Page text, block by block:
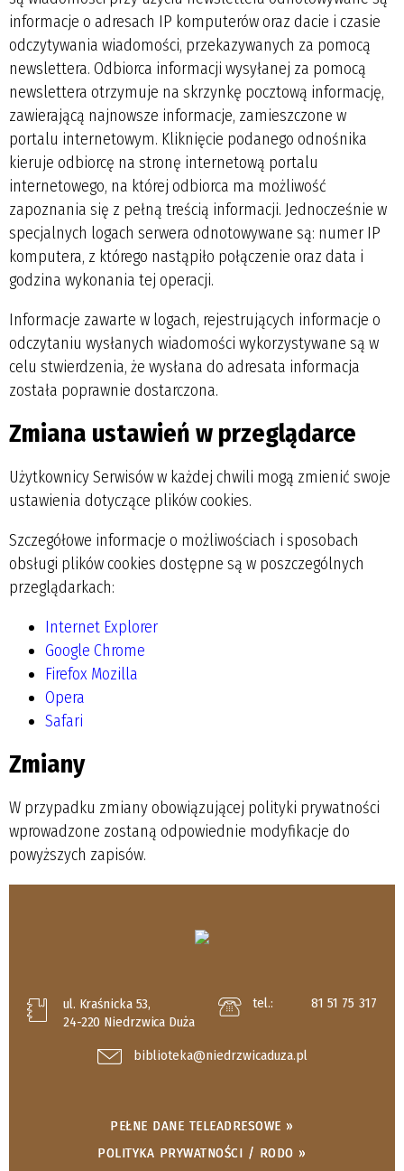
informacje o adresach IP komputerów oraz dacie i czasie
odczytywania wiadomości, przekazywanych za pomocą
newslettera. Odbiorca informacji wysyłanej za pomocą
newslettera otrzymuje na skrzynkę pocztową informację,
zawierającą najnowsze informacje, zamieszczone w
portalu internetowym. Kliknięcie podanego odnośnika
kieruje odbiorcę na stronę internetową portalu
internetowego, na której odbiorca ma możliwość
zapoznania się z pełną treścią informacji. Jednocześnie w
specjalnych logach serwera odnotowywane są: numer IP
komputera, z którego nastąpiło połączenie oraz data i
godzina wykonania tej operacji.
Informacje zawarte w logach, rejestrujących informacje o
odczytaniu wysłanych wiadomości wykorzystywane są w
celu stwierdzenia, że wysłana do adresata informacja
została poprawnie dostarczona.
Zmiana ustawień w przeglądarce
Użytkownicy Serwisów w każdej chwili mogą zmienić swoje
ustawienia dotyczące plików cookies.
Szczegółowe informacje o możliwościach i sposobach
obsługi plików cookies dostępne są w poszczególnych
przeglądarkach:
Internet Explorer
Google Chrome
Firefox Mozilla
Opera
Safari
Zmiany
W przypadku zmiany obowiązującej polityki prywatności
wprowadzone zostaną odpowiednie modyfikacje do
powyższych zapisów.
ul. Kraśnicka 53,
24-220 Niedrzwica Duża
tel.: 81 51 75 317
biblioteka@niedrzwicaduza.pl
PEŁNE DANE TELEADRESOWE »
POLITYKA PRYWATNOŚCI / RODO »